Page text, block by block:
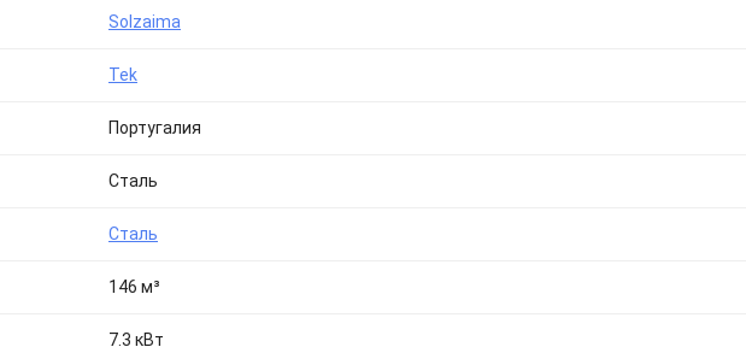
Solzaima
Tek
Португалия
Сталь
Сталь
146 м³
7.3 кВт